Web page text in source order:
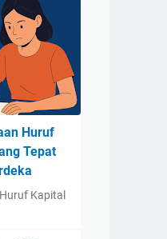
Huruf
Tepat
Kapital